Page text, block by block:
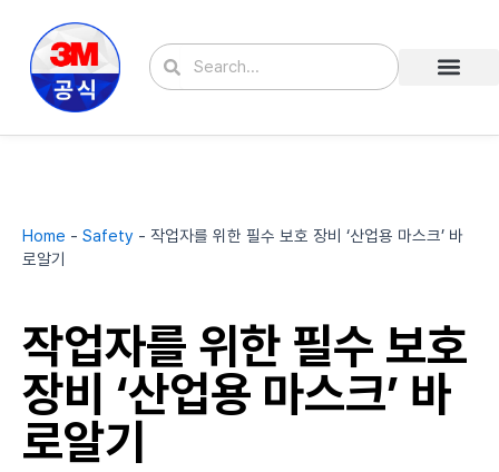
Search
Home - Safety - 작업자를 위한 필수 보호 장비 ‘산업용 마스크’ 바
로알기
작업자를 위한 필수 보호
장비 ‘산업용 마스크’ 바
로알기